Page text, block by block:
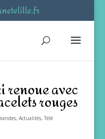
renoue avec
rouges
,Actualités,Télé